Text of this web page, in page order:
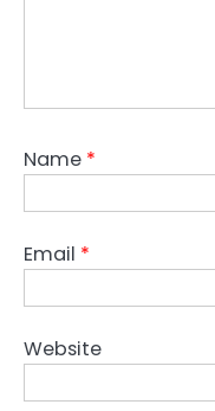
Name *
Email *
Website